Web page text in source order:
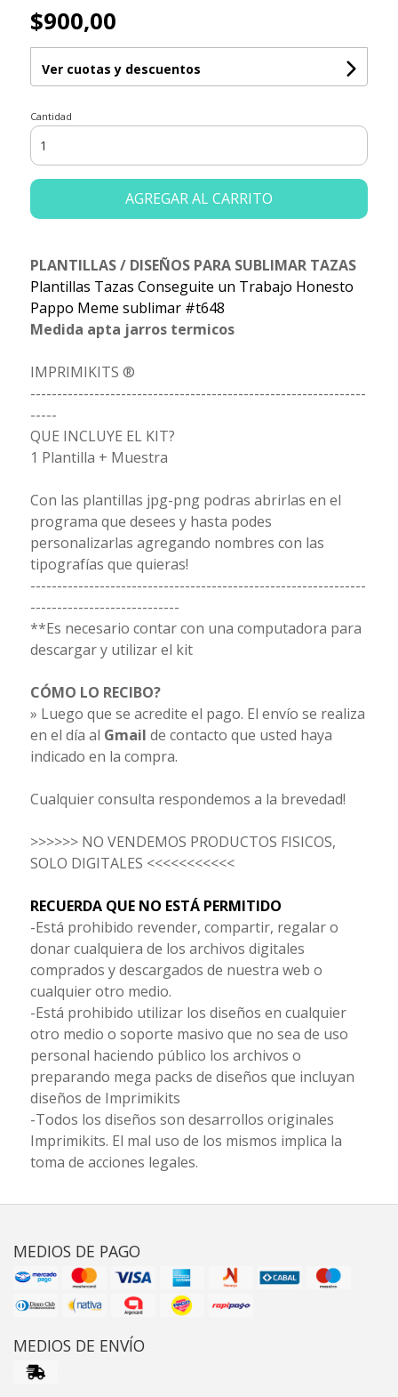
$900,00
Ver cuotas y descuentos
Cantidad
AGREGAR AL CARRITO
PLANTILLAS / DISEÑOS PARA SUBLIMAR TAZAS
Plantillas Tazas Conseguite un Trabajo Honesto
Pappo Meme sublimar #t648
Medida apta jarros termicos
IMPRIMIKITS ®
---------------------------------------------------------------
-----
QUE INCLUYE EL KIT?
1 Plantilla + Muestra
Con las plantillas jpg-png podras abrirlas en el
programa que desees y hasta podes
personalizarlas agregando nombres con las
tipografías que quieras!
---------------------------------------------------------------
----------------------------
**Es necesario contar con una computadora para
descargar y utilizar el kit
CÓMO LO RECIBO?
» Luego que se acredite el pago. El envío se realiza
en el día al Gmail de contacto que usted haya
indicado en la compra.
Cualquier consulta respondemos a la brevedad!
>>>>>> NO VENDEMOS PRODUCTOS FISICOS,
SOLO DIGITALES <<<<<<<<<<<
RECUERDA QUE NO ESTÁ PERMITIDO
-Está prohibido revender, compartir, regalar o
donar cualquiera de los archivos digitales
comprados y descargados de nuestra web o
cualquier otro medio.
-Está prohibido utilizar los diseños en cualquier
otro medio o soporte masivo que no sea de uso
personal haciendo público los archivos o
preparando mega packs de diseños que incluyan
diseños de Imprimikits
-Todos los diseños son desarrollos originales
Imprimikits. El mal uso de los mismos implica la
toma de acciones legales.
MEDIOS DE PAGO
MEDIOS DE ENVÍO